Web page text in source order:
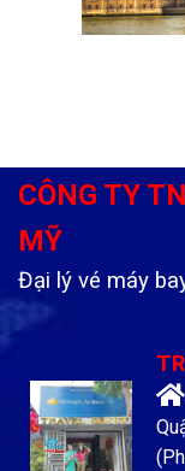
CÔNG TY
MỸ
Đại lý vé máy